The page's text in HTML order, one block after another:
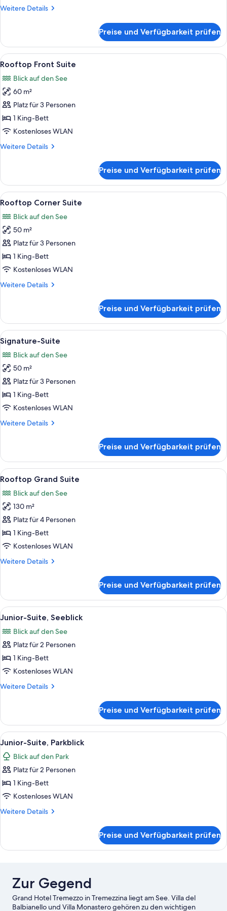
Weitere Details
Weitere
Garden
Suite
Preise und Verfügbarkeit prüfen
Alle
Fotos
für
Rooftop
Front
Suite
anzeigen
Ein Balkon mit Blick auf Berge und
5
Rooftop Front Suite
Blick auf den See
60 m²
Platz für 3 Personen
1 King-Bett
Kostenloses WLAN
Weitere Details
Weitere
Front
Suite
Preise und Verfügbarkeit prüfen
Alle
Fotos
für
Rooftop
Corner
Suite
anzeigen
Ein Hotelzimmer mit Bett,
5
Rooftop Corner Suite
Blick auf den See
50 m²
Platz für 3 Personen
1 King-Bett
Kostenloses WLAN
Weitere Details
Weitere
Corner
Suite
Preise und Verfügbarkeit prüfen
Alle
Fotos
für
Signature-
Suite
anzeigen
Ein Hotelzimmer mit einem großen
6
Signature-Suite
Blick auf den See
50 m²
Platz für 3 Personen
1 King-Bett
Kostenloses WLAN
Weitere Details
Weitere
Suite
Preise und Verfügbarkeit prüfen
Alle
Fotos
für
Rooftop
Grand
Suite
anzeigen
Ein Hotelzimmer mit einem großen
7
Rooftop Grand Suite
Blick auf den See
130 m²
Platz für 4 Personen
1 King-Bett
Kostenloses WLAN
Weitere Details
Weitere
Grand
Suite
Preise und Verfügbarkeit prüfen
Alle
Fotos
für
Junior-
Suite,
Seeblick
anzeigen
Ein Hotelzimmer mit einem großen
4
Junior-Suite, Seeblick
Blick auf den See
Platz für 2 Personen
1 King-Bett
Kostenloses WLAN
Weitere Details
Weitere
Suite,
Seeblick
Preise und Verfügbarkeit prüfen
Alle
Fotos
für
Junior-
Suite,
Parkblick
anzeigen
Hochwertige Bettwaren,
4
Junior-Suite, Parkblick
Blick auf den Park
Platz für 2 Personen
1 King-Bett
Kostenloses WLAN
Weitere Details
Weitere
Suite,
Preise und Verfügbarkeit prüfen
Zur Gegend
Grand Hotel Tremezzo in Tremezzina liegt am See. Villa del
Balbianello und Villa Monastero gehören zu den wichtigen